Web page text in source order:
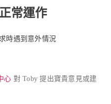
常運作
時遇到意外情況
心 對 Toby 提出寶貴意見或建